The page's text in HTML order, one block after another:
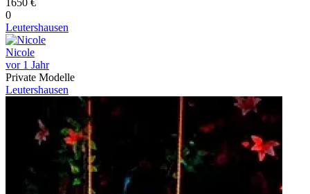
1650 €
0
Leutershausen
Nicole
vor 1 Jahr
Private Modelle
Leutershausen